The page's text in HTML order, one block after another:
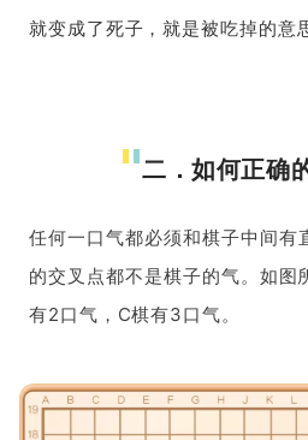
就变成了死子，就是被吃掉的意
二．如何正确
任何一口气都必须和棋子中间有
的交叉点都不是棋子的气。如
有2口气，C棋有3口气。